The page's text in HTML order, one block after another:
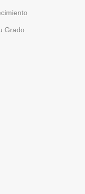
Grado